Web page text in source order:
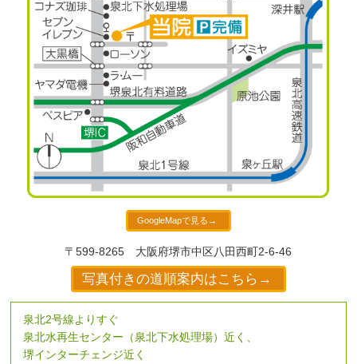
GoogleMapで見る→
〒599-8265 大阪府堺市中区八田西町2-6-46
写真付きの道順案内はこちら→
泉北2号線よりすぐ
泉北水再生センター（泉北下水処理場）近く、
堺インターチェンジ近く